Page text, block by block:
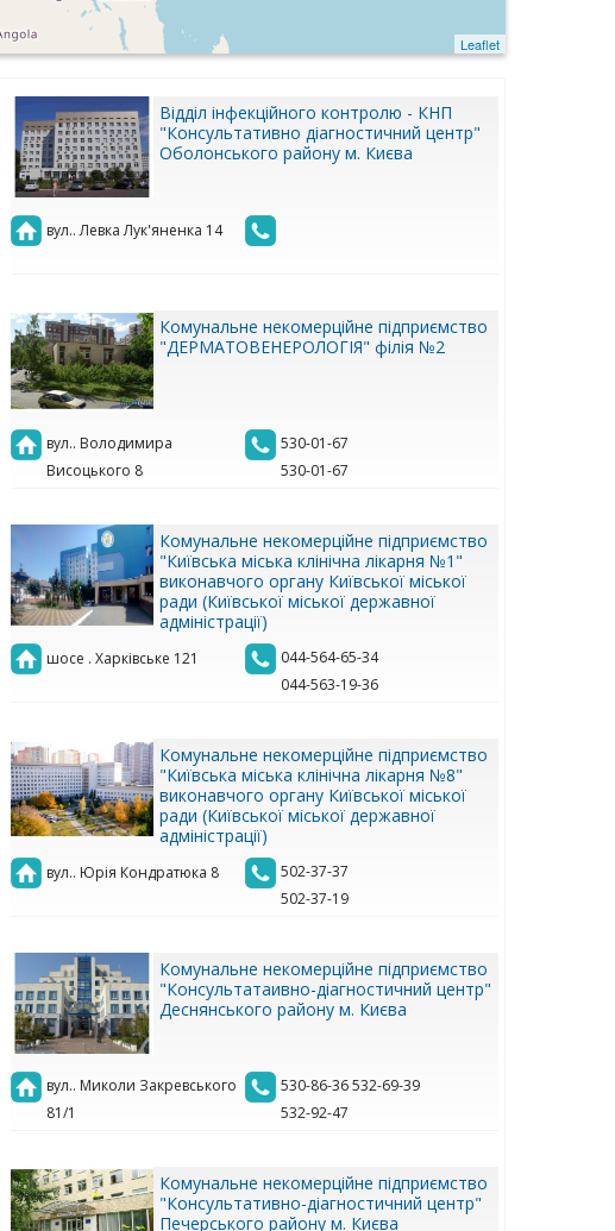
Leaflet
Відділ інфекційного контролю - КНП
"Консультативно діагностичний центр"
Оболонського району м. Києва
вул.. Левка Лук'яненка 14
Комунальне некомерційне підприємство
"ДЕРМАТОВЕНЕРОЛОГІЯ" філія №2
вул.. Володимира
Висоцького 8
530-01-67
530-01-67
Комунальне некомерційне підприємство
"Київська міська клінічна лікарня №1"
виконавчого органу Київської міської
ради (Київської міської державної
адміністрації)
шосе . Харківське 121
044-564-65-34
044-563-19-36
Комунальне некомерційне підприємство
"Київська міська клінічна лікарня №8"
виконавчого органу Київської міської
ради (Київської міської державної
адміністрації)
вул.. Юрія Кондратюка 8
502-37-37
502-37-19
Комунальне некомерційне підприємство
"Консультатаивно-діагностичний центр"
Деснянського району м. Києва
вул.. Миколи Закревського
81/1
530-86-36 532-69-39
532-92-47
Комунальне некомерційне підприємство
"Консультативно-діагностичний центр"
Печерського району м. Києва